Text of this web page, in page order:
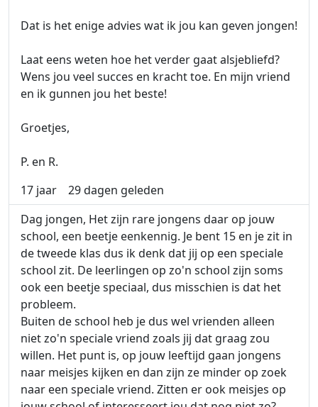
Dat is het enige advies wat ik jou kan geven jongen!
Laat eens weten hoe het verder gaat alsjebliefd?
Wens jou veel succes en kracht toe. En mijn vriend
en ik gunnen jou het beste!
Groetjes,
P. en R.
17 jaar
29 dagen geleden
Dag jongen, Het zijn rare jongens daar op jouw
school, een beetje eenkennig. Je bent 15 en je zit in
de tweede klas dus ik denk dat jij op een speciale
school zit. De leerlingen op zo'n school zijn soms
ook een beetje speciaal, dus misschien is dat het
probleem.
Buiten de school heb je dus wel vrienden alleen
niet zo'n speciale vriend zoals jij dat graag zou
willen. Het punt is, op jouw leeftijd gaan jongens
naar meisjes kijken en dan zijn ze minder op zoek
naar een speciale vriend. Zitten er ook meisjes op